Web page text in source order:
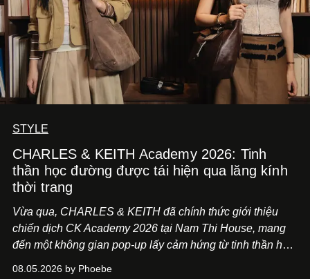
STYLE
CHARLES & KEITH Academy 2026: Tinh
thần học đường được tái hiện qua lăng kính
thời trang
Vừa qua, CHARLES & KEITH đã chính thức giới thiệu
chiến dịch CK Academy 2026 tại Nam Thi House, mang
đến một không gian pop-up lấy cảm hứng từ tinh thần học
08.05.2026 by Phoebe